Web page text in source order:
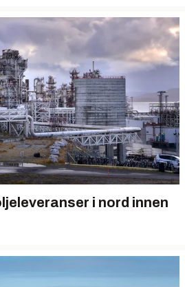
i nord innen